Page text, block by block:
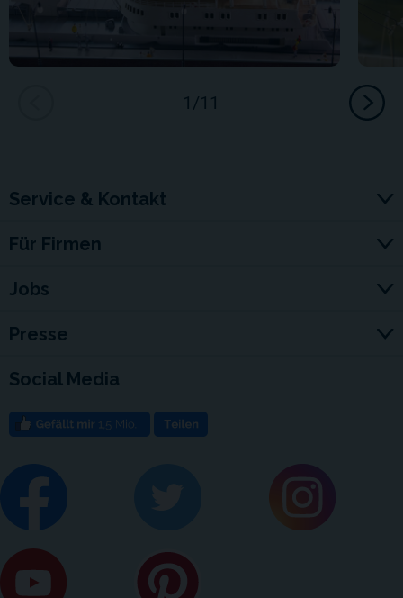
Service & Kontakt
Für Firmen
Jobs
Presse
Social Media